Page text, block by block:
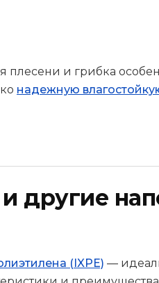
плесени и грибка
надежную
другие
(IXPE) —